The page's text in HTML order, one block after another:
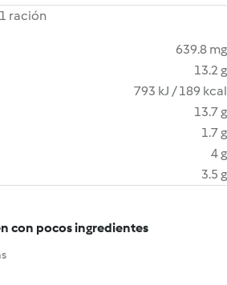
ración
639.8 mg
13.2 g
793 kJ / 189 kcal
13.7 g
1.7 g
4 g
3.5 g
con pocos ingredientes